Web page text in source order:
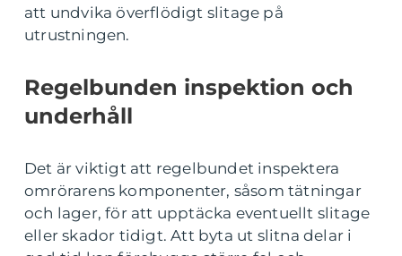
att undvika överflödigt slitage på
utrustningen.
Regelbunden inspektion och
underhåll
Det är viktigt att regelbundet inspektera
omrörarens komponenter, såsom tätningar
och lager, för att upptäcka eventuellt slitage
eller skador tidigt. Att byta ut slitna delar i